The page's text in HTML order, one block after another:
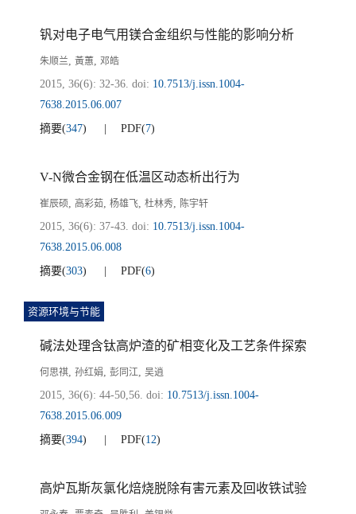
钒对电子电气用镁合金组织与性能的影响分析
朱顺兰, 黃蕙, 邓皓
2015, 36(6): 32-36. doi: 10.7513/j.issn.1004-
7638.2015.06.007
摘要(347) PDF(7)
V-N微合金钢在低温区动态析出行为
崔辰硕, 高彩茹, 杨雄飞, 杜林秀, 陈宇轩
2015, 36(6): 37-43. doi: 10.7513/j.issn.1004-
7638.2015.06.008
摘要(303) PDF(6)
资源环境与节能
碱法处理含钛高炉渣的矿相变化及工艺条件探索
何思祺, 孙红娟, 彭同江, 吴逍
2015, 36(6): 44-50,56. doi: 10.7513/j.issn.1004-
7638.2015.06.009
摘要(394) PDF(12)
高炉瓦斯灰氯化焙烧脱除有害元素及回收铁试验